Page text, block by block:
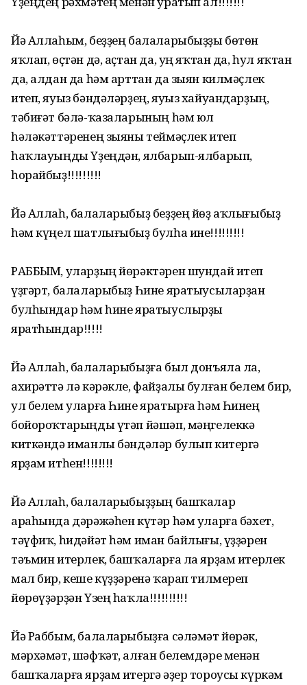
Йә Аллаһым, беҙҙең балаларыбыҙҙы бөтөн
яҡлап, өҫтән дә, аҫтан да, уң яҡтан да, һул яҡтан
да, алдан да һәм арттан да зыян килмәҫлек
итеп, яуыз бәндәләрҙең, яуыз хайуандарҙың,
тәбиғәт бәлә-ҡазаларының һәм юл
һәләкәттәренең зыяны теймәҫлек итеп
һаҡлауыңды Үҙеңдән, ялбарып-ялбарып,
һорайбыҙ!!!!!!!!!
Йә Аллаһ, балаларыбыҙ беҙҙең йөҙ аҡлығыбыҙ
һәм күңел шатлығыбыҙ булһа ине!!!!!!!!!
РАББЫМ, уларҙың йөрәктәрен шундай итеп
үҙгәрт, балаларыбыҙ Һине яратыусыларҙан
булһындар һәм һине яратыуслырҙы
яратһындар!!!!!
Йә Аллаһ, балаларыбыҙға был донъяла ла,
ахирәттә лә кәрәкле, файҙалы булған белем бир,
ул белем уларға Һине яратырға һәм Һинең
бойороҡтарыңды үтәп йәшәп, мәңгелеккә
киткәндә иманлы бәндәләр булып китергә
ярҙам итһен!!!!!!!!
Йә Аллаһ, балаларыбыҙҙың башҡалар
араһында дәрәжәһен күтәр һәм уларға бәхет,
тәүфиҡ, һидәйәт һәм иман байлығы, үҙҙәрен
тәъмин итерлек, башҡаларға ла ярҙам итерлек
мал бир, кеше күҙҙәренә ҡарап тилмереп
йөрөүҙәрҙән Үзең һаҡла!!!!!!!!!!
Йә Раббым, балаларыбыҙға сәләмәт йөрәк,
мәрхәмәт, шәфҡәт, алған белемдәре менән
башҡаларға ярҙам итергә әҙер тороусы күркәм